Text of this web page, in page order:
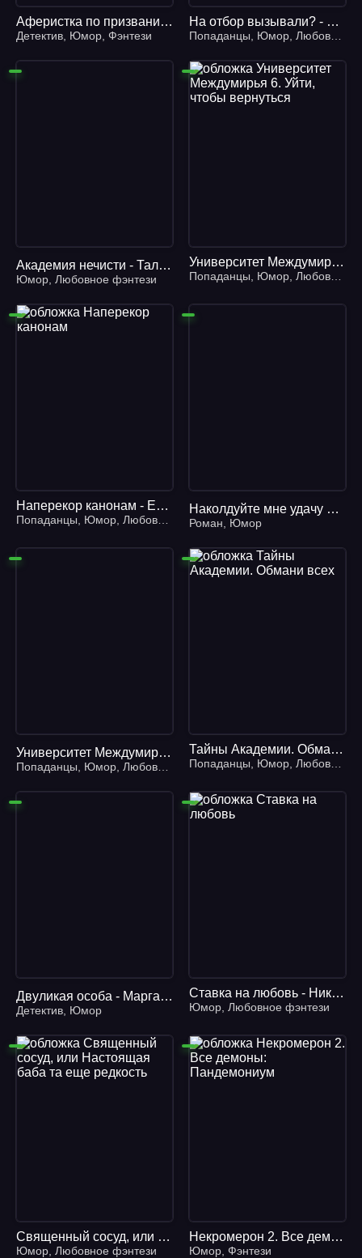
Аферистка по призванию 2 - Надежда Мамаева
Детектив Юмор Фэнтези
На отбор вызывали? - Ольга Коротаева, Надежда Олешкевич
Попаданцы Юмор Любовное фэнтези
Академия нечисти - Тальяна Орлова
Юмор Любовное фэнтези
Университет Междумирья 6. Уйти, чтобы вернуться
Попаданцы Юмор Любовное фэнтези
Наперекор канонам - Елена Малиновская
Попаданцы Юмор Любовное фэнтези
Наколдуйте мне удачу 2. Предсказание для босса
Роман Юмор
Университет Междумирья 3. Не спрашивай, зачем я здесь
Попаданцы Юмор Любовное фэнтези
Тайны Академии. Обмани всех
Попаданцы Юмор Любовное фэнтези
Двуликая особа - Маргарита Южина
Детектив Юмор
Ставка на любовь - Ника Ёрш
Юмор Любовное фэнтези
Священный сосуд, или Настоящая баба та еще редкость
Юмор Любовное фэнтези
Некромерон 2. Все демоны: Пандемониум - Виктория Угрюмова
Юмор Фэнтези